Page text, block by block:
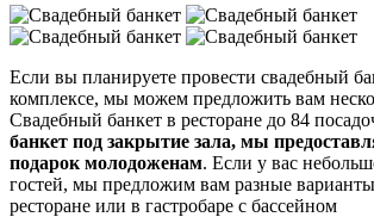
Если вы планируете провести свадебный
комплексе, мы можем предложить вам
Свадебный банкет в ресторане до 84
банкет под закрытие зала, мы
подарок молодоженам. Если у вас
гостей, мы предложим вам разные
ресторане или в гастробаре с бассейном